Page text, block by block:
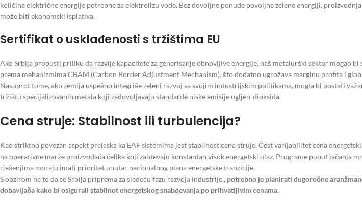
količina električne energije potrebne za elektrolizu vode. Bez dovoljne ponude povoljne zelene energiji,
može biti ekonomski isplativa.
Sertifikat o usklađenosti s tržištima EU
Ako Srbija propusti priliku da razvije kapacitete za generisanje obnovljive energije, naš metalurški sektor mogao bi
prema mehanizmima CBAM (Carbon Border Adjustment Mechanism), što dodatno ugrožava marginu profita i
Nasuprot tome, ako zemlja uspešno integriše zeleni razvoj sa svojim industrijskim politikama, mogla bi postati
tržištu specijalizovanih metala koji zadovoljavaju standarde niske emisije ugljen-dioksida.
Cena struje: Stabilnost ili turbulencija?
Kao striktno povezan aspekt prelaska ka EAF sistemima jest stabilnost cena struje. Čest varijabilitet cena
na operativne marže proizvođača čelika koji zahtevaju konstantan visok energetski ulaz. Programe poput jačanja
rješenjima moraju imati prioritet unutar nacionalnog plana energetske tranzicije.
S obzirom na to da se Srbija priprema za sledeću fazu razvoja industrije,, potrebno je planirati dugoročne
dobavljača kako bi osigurali stabilnot energetskog snabdevanja po prihvatljivim cenama.